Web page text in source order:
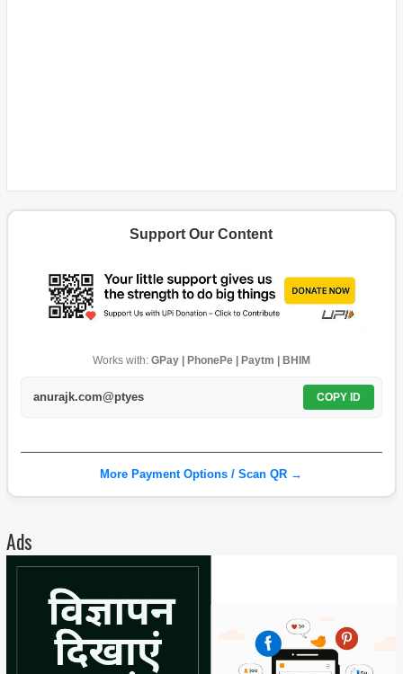
Support Our Content
Works with: GPay | PhonePe | Paytm | BHIM
anurajk.com@ptyes COPY ID
More Payment Options / Scan QR →
Ads